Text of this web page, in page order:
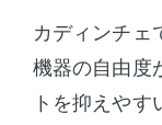
カディンチェ
機器の自由度
トを抑えやす